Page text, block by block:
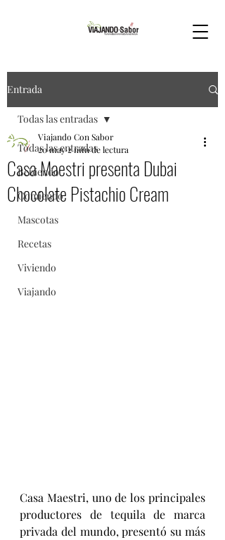
Entrada
Todas las entradas
Bebiendo
Comiendo
Mascotas
Recetas
Viviendo
Viajando
Todas las entradas
Casa Maestri presenta Dubai
Chocolate Pistachio Cream
Viajando Con Sabor
20 may2 min de lectura
Casa Maestri, uno de los principales
productores de tequila de marca
privada del mundo, presentó su más